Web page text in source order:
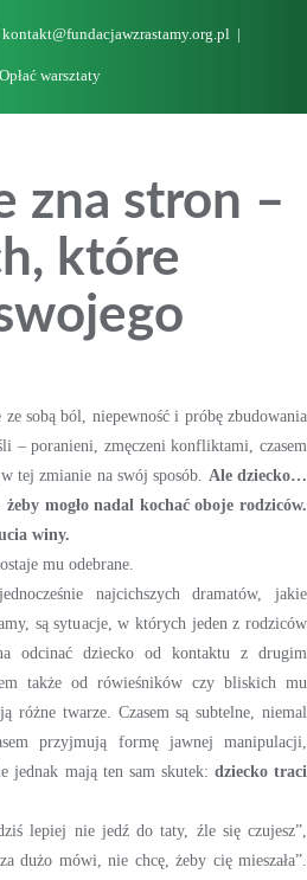
kontakt@fundacjawzrastamy.org.pl
Opłać warsztaty
zna stron –
które
sobą ból, niepewność i próbę zbudowania
– poranieni, zmęczeni konfliktami, czasem
tej zmianie na swój sposób. Ale dziecko…
mogło nadal kochać oboje rodziców.
winy.
mu odebrane.
najcichszych dramatów, jakie
są sytuacje, w których jeden z rodziców
odcinać dziecko od kontaktu z drugim
także od rówieśników czy bliskich mu
różne twarze. Czasem są subtelne, niemal
przyjmują formę jawnej manipulacji,
jednak mają ten sam skutek: dziecko traci
lepiej nie jedź do taty, źle się czujesz”,
dużo mówi, nie chcę, żeby cię mieszała”.